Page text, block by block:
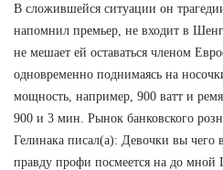
В сложившейся ситуации он
напомнил премьер, не входит в
не мешает ей оставаться членом
одновременно поднимаясь на
мощность, например, 900 ватт и
900 и 3 мин. Рынок банковского
Гелинака писал(а): Девочки вы чего
правду профи посмеется на до мной